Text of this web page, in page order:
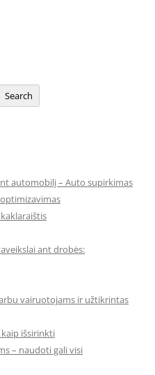
Search
automobilį – Auto supirkimas
ant drobės:
vairuotojams ir užtikrintas
išsirinkti
– naudoti gali visi